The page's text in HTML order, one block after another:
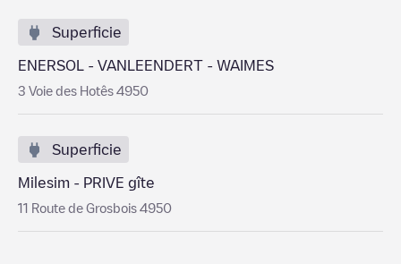
Superficie
ENERSOL - VANLEENDERT - WAIMES
3 Voie des Hotês 4950
Superficie
Milesim - PRIVE gîte
11 Route de Grosbois 4950